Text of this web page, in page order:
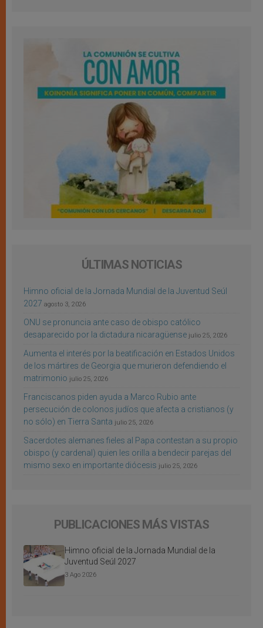
ÚLTIMAS NOTICIAS
Himno oficial de la Jornada Mundial de la Juventud Seúl
2027 agosto 3, 2026
ONU se pronuncia ante caso de obispo católico
desaparecido por la dictadura nicaragüense julio 25, 2026
Aumenta el interés por la beatificación en Estados Unidos
de los mártires de Georgia que murieron defendiendo el
matrimonio julio 25, 2026
Franciscanos piden ayuda a Marco Rubio ante
persecución de colonos judíos que afecta a cristianos (y
no sólo) en Tierra Santa julio 25, 2026
Sacerdotes alemanes fieles al Papa contestan a su propio
obispo (y cardenal) quien les orilla a bendecir parejas del
mismo sexo en importante diócesis julio 25, 2026
PUBLICACIONES MÁS VISTAS
Himno oficial de la Jornada Mundial de la
Juventud Seúl 2027
3 Ago 2026